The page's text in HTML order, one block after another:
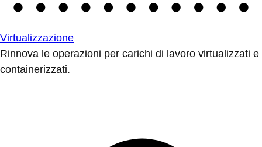
Virtualizzazione
Rinnova le operazioni per carichi di lavoro virtualizzati e
containerizzati.